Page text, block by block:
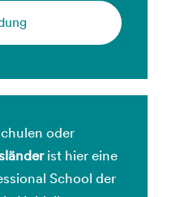
oder
ist hier eine
School der